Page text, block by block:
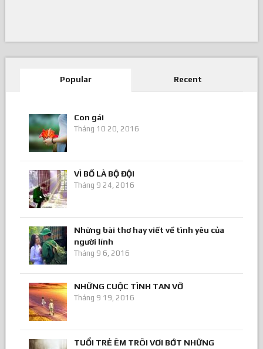
Popular Recent
Con gái
Tháng 10 20, 2016
VÌ BỐ LÀ BỘ ĐỘI
Tháng 9 24, 2016
Những bài thơ hay viết về tình yêu của
người lính
Tháng 9 6, 2016
NHỮNG CUỘC TÌNH TAN VỠ
Tháng 9 19, 2016
TUỔI TRẺ ÊM TRÔI VƠI BỚT NHỮNG